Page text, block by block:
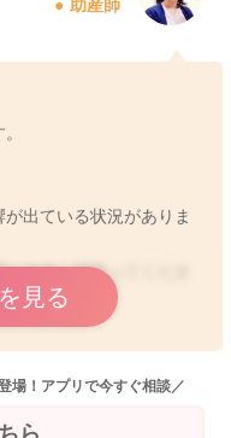
助産師
出ている状況がありま
ます。頑張ってくださ
安定するイメージです
に付き合っていくため
見る
場！アプリで今すぐ相談／
ら